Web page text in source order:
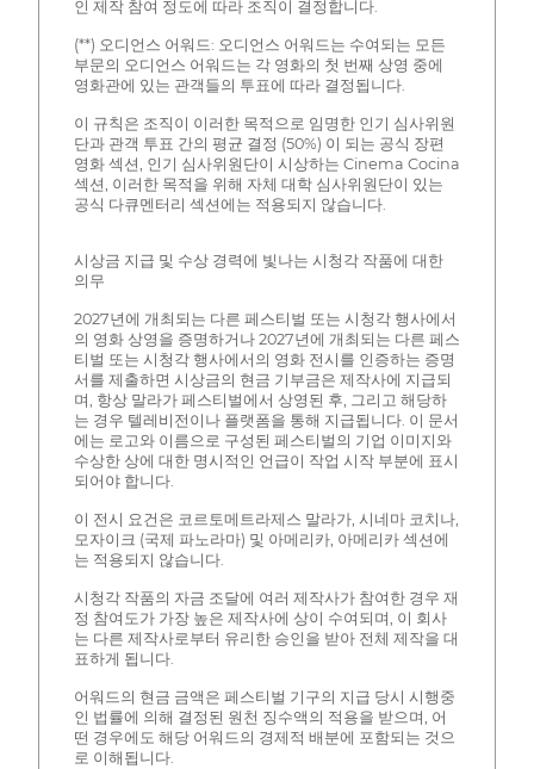
인 제작 참여 정도에 따라 조직이 결정합니다.
(**) 오디언스 어워드: 오디언스 어워드는 수여되는 모든
부문의 오디언스 어워드는 각 영화의 첫 번째 상영 중에
영화관에 있는 관객들의 투표에 따라 결정됩니다.
이 규칙은 조직이 이러한 목적으로 임명한 인기 심사위원
단과 관객 투표 간의 평균 결정 (50%) 이 되는 공식 장편
영화 섹션, 인기 심사위원단이 시상하는 Cinema Cocina
섹션, 이러한 목적을 위해 자체 대학 심사위원단이 있는
공식 다큐멘터리 섹션에는 적용되지 않습니다.
시상금 지급 및 수상 경력에 빛나는 시청각 작품에 대한
의무
2027년에 개최되는 다른 페스티벌 또는 시청각 행사에서
의 영화 상영을 증명하거나 2027년에 개최되는 다른 페스
티벌 또는 시청각 행사에서의 영화 전시를 인증하는 증명
서를 제출하면 시상금의 현금 기부금은 제작사에 지급되
며, 항상 말라가 페스티벌에서 상영된 후, 그리고 해당하
는 경우 텔레비전이나 플랫폼을 통해 지급됩니다. 이 문서
에는 로고와 이름으로 구성된 페스티벌의 기업 이미지와
수상한 상에 대한 명시적인 언급이 작업 시작 부분에 표시
되어야 합니다.
이 전시 요건은 코르토메트라제스 말라가, 시네마 코치나,
모자이크 (국제 파노라마) 및 아메리카, 아메리카 섹션에
는 적용되지 않습니다.
시청각 작품의 자금 조달에 여러 제작사가 참여한 경우 재
정 참여도가 가장 높은 제작사에 상이 수여되며, 이 회사
는 다른 제작사로부터 유리한 승인을 받아 전체 제작을 대
표하게 됩니다.
어워드의 현금 금액은 페스티벌 기구의 지급 당시 시행중
인 법률에 의해 결정된 원천 징수액의 적용을 받으며, 어
떤 경우에도 해당 어워드의 경제적 배분에 포함되는 것으
로 이해됩니다.